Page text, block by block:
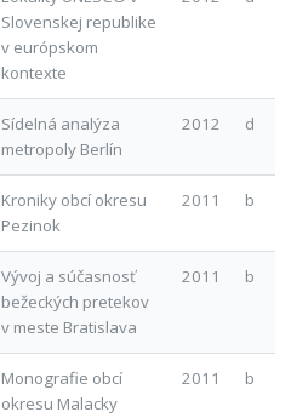
Slovenskej republike
v európskom
kontexte
Sídelná analýza
metropoly Berlín
2012 d
Kroniky obcí okresu
Pezinok
2011 b
Vývoj a súčasnosť
bežeckých pretekov
v meste Bratislava
2011 b
Monografie obcí
okresu Malacky
2011 b